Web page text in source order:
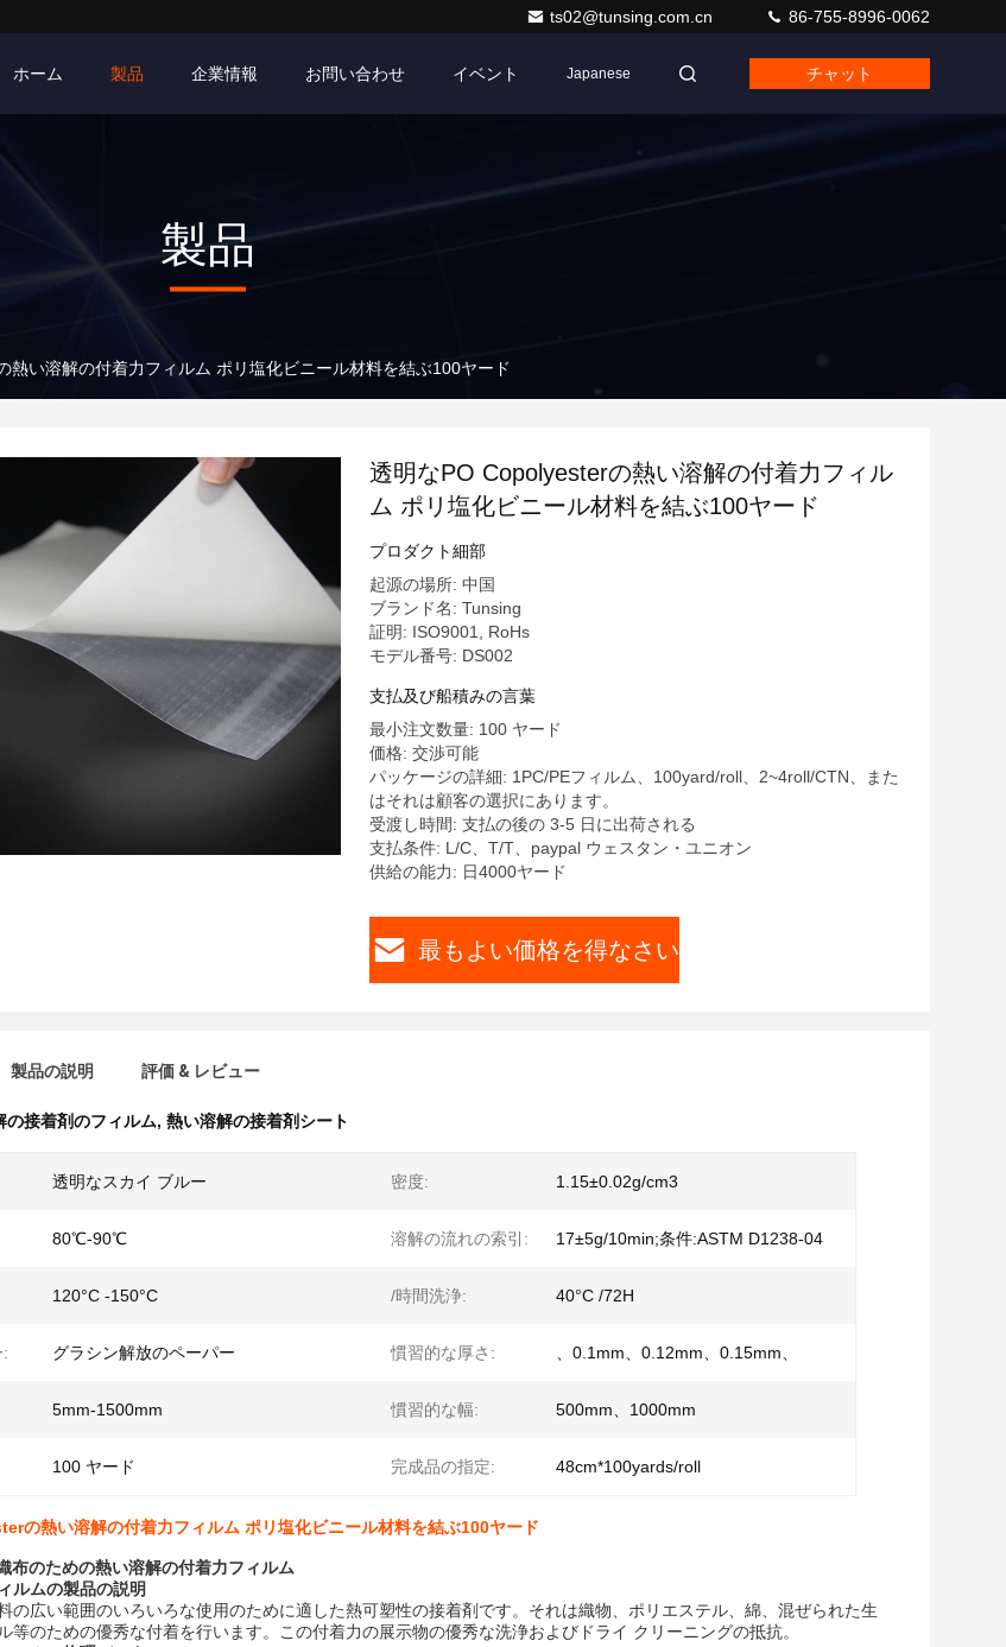
ts02@tunsing.com.cn 86-755-8996-0062
ホーム 製品 企業情報 お問い合わせ イベント Japanese チャット
製品
熱い溶解の付着力フィルム ポリ塩化ビニール材料を結ぶ100ヤード
透明なPO Copolyesterの熱い溶解の付着力フィル
ム ポリ塩化ビニール材料を結ぶ100ヤード
プロダクト細部
起源の場所: 中国
ブランド名: Tunsing
証明: ISO9001, RoHs
モデル番号: DS002
支払及び船積みの言葉
最小注文数量: 100 ヤード
価格: 交渉可能
パッケージの詳細: 1PC/PEフィルム、100yard/roll、2~4roll/CTN、また
はそれは顧客の選択にあります。
受渡し時間: 支払の後の 3-5 日に出荷される
支払条件: L/C、T/T、paypal ウェスタン・ユニオン
供給の能力: 日4000ヤード
最もよい価格を得なさい
製品の説明 評価 & レビュー
の接着剤のフィルム, 熱い溶解の接着剤シート
透明なスカイ ブルー 密度: 1.15±0.02g/cm3
80℃-90℃ 溶解の流れの索引: 17±5g/10min;条件:ASTM D1238-04
120°C -150°C /時間洗浄: 40°C /72H
グラシン解放のペーパー 慣習的な厚さ: 、0.1mm、0.12mm、0.15mm、
5mm-1500mm 慣習的な幅: 500mm、1000mm
100 ヤード 完成品の指定: 48cm*100yards/roll
の熱い溶解の付着力フィルム ポリ塩化ビニール材料を結ぶ100ヤード
布のための熱い溶解の付着力フィルム
ルムの製品の説明
の広い範囲のいろいろな使用のために適した熱可塑性の接着剤です。それは織物、ポリエステル、綿、混ぜられた生
等のための優秀な付着を行います。この付着力の展示物の優秀な洗浄およびドライ クリーニングの抵抗。